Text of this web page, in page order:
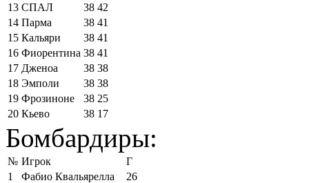
13 СПАЛ 38 42
14 Парма 38 41
15 Кальяри 38 41
16 Фиорентина 38 41
17 Дженоа 38 38
18 Эмполи 38 38
19 Фрозиноне 38 25
20 Кьево 38 17
Бомбардиры:
№ Игрок
Г
1
Фабио Квальярелла
26